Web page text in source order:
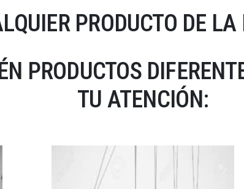
PRODUCTO DE
PRODUCTOS
TU ATENCIÓN: